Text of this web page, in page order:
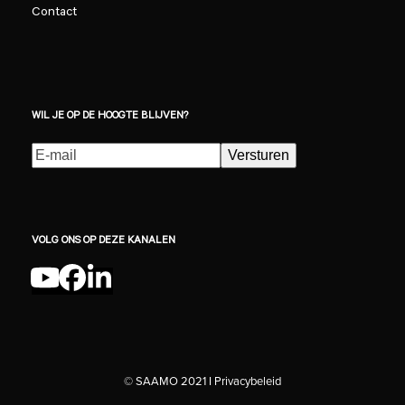
Contact
WIL JE OP DE HOOGTE BLIJVEN?
E-
mailadres(Vereist)
Versturen
VOLG ONS OP DEZE KANALEN
YouTube
Facebook
LinkedIn
© SAAMO 2021 I Privacybeleid